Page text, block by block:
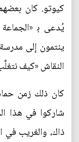
كيوتو. كان
يُدعى ﺑ «الجماعة
ينتمون إلى
النقاش «كيف
كان ذلك زمن
شاركوا في هذا
ذاك، والغريب في